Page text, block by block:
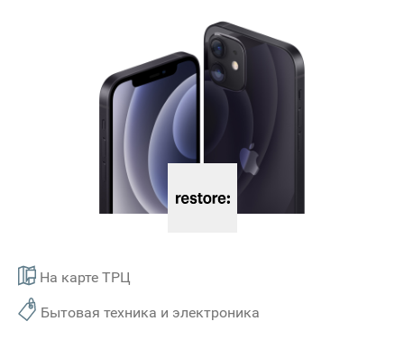
На карте ТРЦ
Бытовая техника и электроника